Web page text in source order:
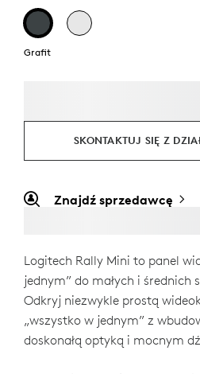
Grafit
SKONTAKTUJ SIĘ Z
Znajdź sprzedawcę
Logitech Rally Mini to panel
jednym” do małych i średnich
Odkryj niezwykle prostą
„wszystko w jednym” z
doskonałą optyką i mocnym